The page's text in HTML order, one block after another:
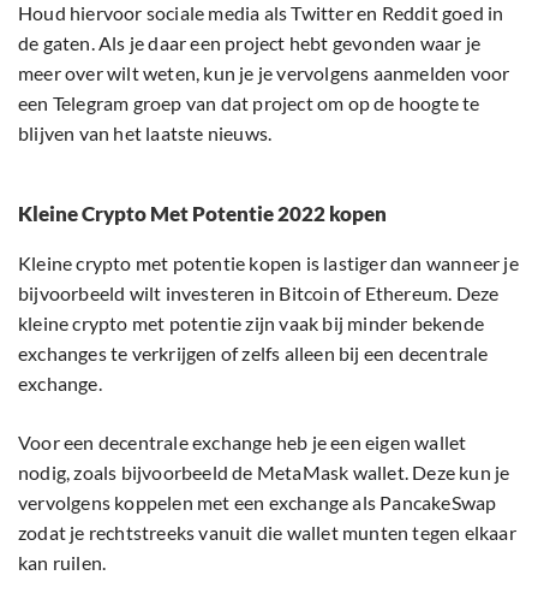
Houd hiervoor sociale media als Twitter en Reddit goed in
de gaten. Als je daar een project hebt gevonden waar je
meer over wilt weten, kun je je vervolgens aanmelden voor
een Telegram groep van dat project om op de hoogte te
blijven van het laatste nieuws.
Kleine Crypto Met Potentie 2022 kopen
Kleine crypto met potentie kopen is lastiger dan wanneer je
bijvoorbeeld wilt investeren in Bitcoin of Ethereum. Deze
kleine crypto met potentie zijn vaak bij minder bekende
exchanges te verkrijgen of zelfs alleen bij een decentrale
exchange.
Voor een decentrale exchange heb je een eigen wallet
nodig, zoals bijvoorbeeld de MetaMask wallet. Deze kun je
vervolgens koppelen met een exchange als PancakeSwap
zodat je rechtstreeks vanuit die wallet munten tegen elkaar
kan ruilen.